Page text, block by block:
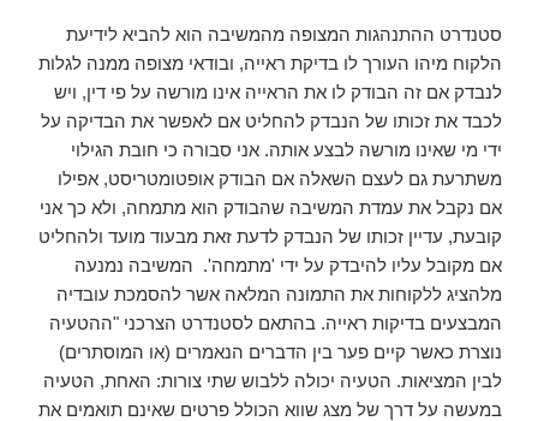
סטנדרט ההתנהגות המצופה מהמשיבה הוא להביא לידיעת
הלקוח מיהו העורך לו בדיקת ראייה, ובודאי מצופה ממנה לגלות
לנבדק אם זה הבודק לו את הראייה אינו מורשה על פי דין, ויש
לכבד את זכותו של הנבדק להחליט אם לאפשר את הבדיקה על
ידי מי שאינו מורשה לבצע אותה. אני סבורה כי חובת הגילוי
משתרעת גם לעצם השאלה אם הבודק אופטומטריסט, אפילו
אם נקבל את עמדת המשיבה שהבודק הוא מתמחה, ולא כך אני
קובעת, עדיין זכותו של הנבדק לדעת זאת מבעוד מועד ולהחליט
אם מקובל עליו להיבדק על ידי 'מתמחה'. המשיבה נמנעה
מלהציג ללקוחות את התמונה המלאה אשר להסמכת עובדיה
המבצעים בדיקות ראייה. בהתאם לסטנדרט הצרכני "ההטעיה
נוצרת כאשר קיים פער בין הדברים הנאמרים (או המוסתרים)
לבין המציאות. הטעיה יכולה ללבוש שתי צורות: האחת, הטעיה
במעשה על דרך של מצג שווא הכולל פרטים שאינם תואמים את